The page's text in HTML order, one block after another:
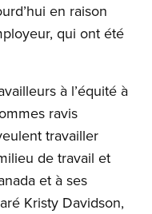
en raison
qui ont été
à l’équité à
ravis
travailler
de travail et
et à ses
Kristy Davidson,